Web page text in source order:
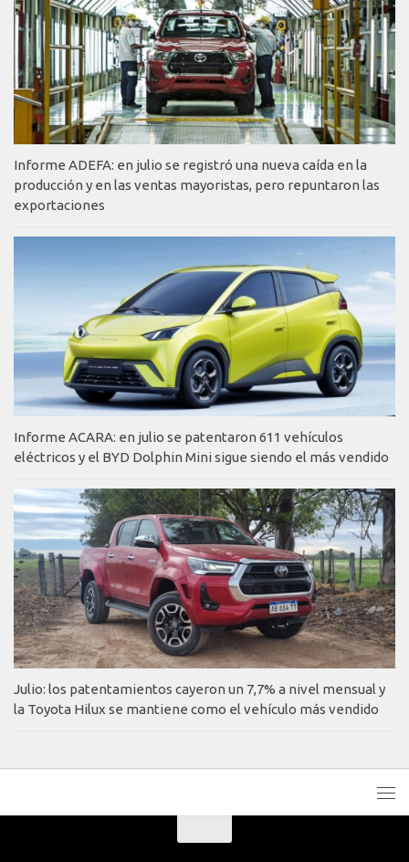
Informe ADEFA: en julio se registró una nueva caída en la
producción y en las ventas mayoristas, pero repuntaron las
exportaciones
Informe ACARA: en julio se patentaron 611 vehículos
eléctricos y el BYD Dolphin Mini sigue siendo el más vendido
Julio: los patentamientos cayeron un 7,7% a nivel mensual y
la Toyota Hilux se mantiene como el vehículo más vendido